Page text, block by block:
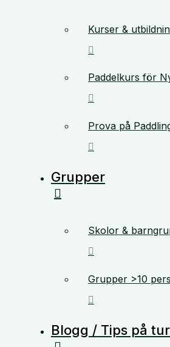
Kurser &
Paddelkurs för
Prova på
Grupper
Skolor &
Grupper >10 pers
Blogg / Tips på